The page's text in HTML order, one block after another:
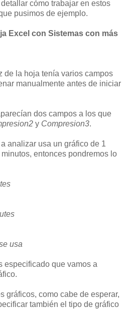
cómo trabajar en estos
pusimos de ejemplo.
Excel con Sistemas con más
de la hoja tenía varios campos
manualmente antes de iniciar
dos campos a los que
y Compresion3.
analizar usa un gráfico de 1
entonces pondremos lo
usa
especificado que vamos a
gráficos, como cabe de esperar,
también el tipo de gráfico